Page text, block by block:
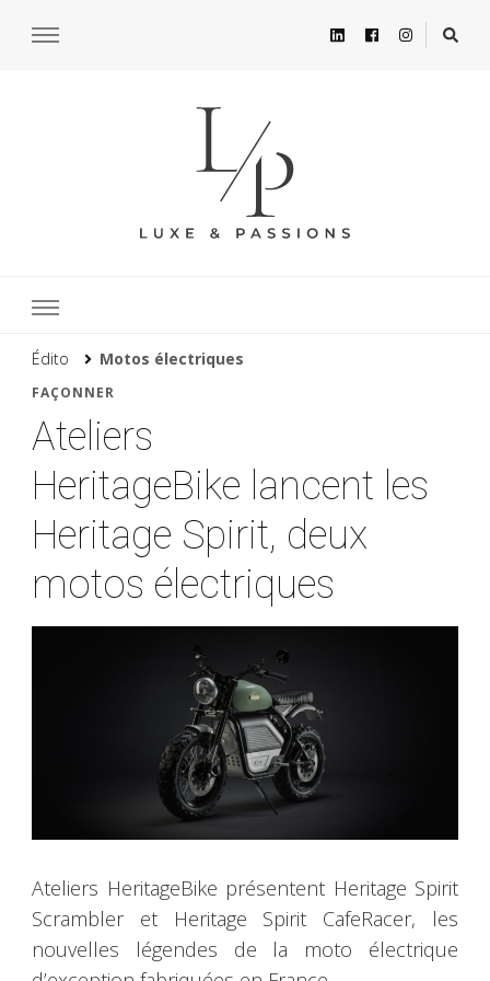
Édito Motos électriques
FAÇONNER
Ateliers
HeritageBike lancent les
Heritage Spirit, deux
motos électriques
Ateliers HeritageBike présentent Heritage Spirit
Scrambler et Heritage Spirit CafeRacer, les
nouvelles légendes de la moto électrique